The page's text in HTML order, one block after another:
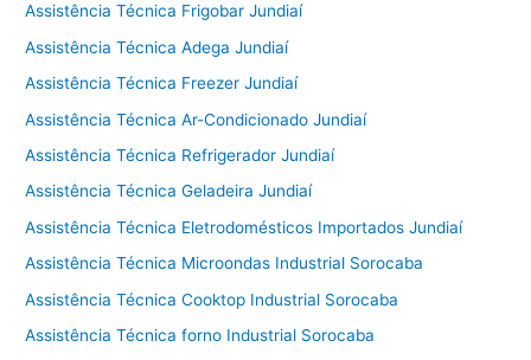
Assistência Técnica Frigobar Jundiaí
Assistência Técnica Adega Jundiaí
Assistência Técnica Freezer Jundiaí
Assistência Técnica Ar-Condicionado Jundiaí
Assistência Técnica Refrigerador Jundiaí
Assistência Técnica Geladeira Jundiaí
Assistência Técnica Eletrodomésticos Importados Jundiaí
Assistência Técnica Microondas Industrial Sorocaba
Assistência Técnica Cooktop Industrial Sorocaba
Assistência Técnica forno Industrial Sorocaba